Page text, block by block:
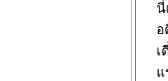
นี่
อ
เ